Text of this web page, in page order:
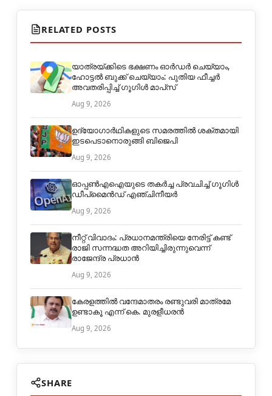
RELATED POSTS
യാത്രയ്ക്കിടെ ഭക്ഷണം ഓർഡർ ചെയ്യാം,
ഹോട്ടൽ ബുക്ക് ചെയ്യാം: പുതിയ ഫീച്ചർ
അവതരിപ്പിച്ച് ഗൂഗിൾ മാപ്‌സ്
Aug 9, 2026
ഉദ്യോഗാർഥികളുടെ സമരത്തിൽ ശക്തമായി
ഇടപെടാനൊരുങ്ങി ബിജെപി
Aug 9, 2026
ഓപ്പൺഎഐയുടെ തകർച്ച പ്രവചിച്ച് ഗൂഗിൾ
ഡീപ്മൈൻഡ് എഞ്ചിനീയർ
Aug 9, 2026
നീറ്റ് വിവാദം: പ്രധാനമന്ത്രിയെ നേരിട്ട് കണ്ട്
രാജി സന്നദ്ധത അറിയിച്ചിരുന്നുവെന്ന്
രാജേന്ദ്ര പ്രധാൻ
Aug 9, 2026
കേരളത്തിൽ വന്ദേമാതരം രണ്ടുവരി മാത്രമേ
ഉണ്ടാകൂ എന്ന് കെ. മുരളീധരൻ
Aug 9, 2026
SHARE